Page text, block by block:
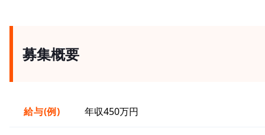
募集概要
給与(例) 年収450万円